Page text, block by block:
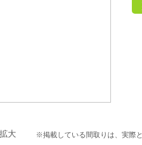
※掲載している間取りは、実際